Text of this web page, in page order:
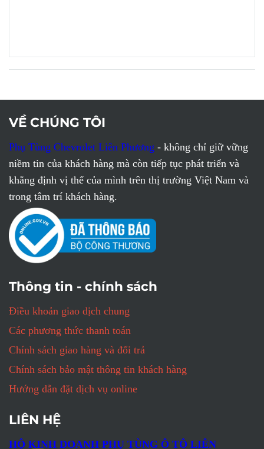
VỀ CHÚNG TÔI
Phụ Tùng Chevrolet Liên Phương - không chỉ giữ vững
niềm tin của khách hàng mà còn tiếp tục phát triển và
khẳng định vị thế của mình trên thị trường Việt Nam và
trong tâm trí khách hàng.
Thông tin - chính sách
Điều khoản giao dịch chung
Các phương thức thanh toán
Chính sách giao hàng và đổi trả
Chính sách bảo mật thông tin khách hàng
Hướng dẫn đặt dịch vụ online
LIÊN HỆ
HỘ KINH DOANH PHỤ TÙNG Ô TÔ LIÊN